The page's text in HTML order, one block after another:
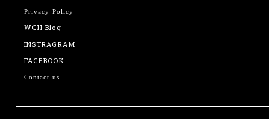
Privacy Policy
WCH Blog
INSTRAGRAM
FACEBOOK
Contact us